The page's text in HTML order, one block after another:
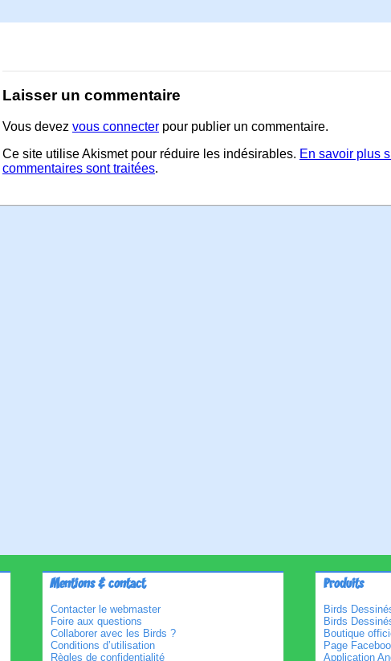
Laisser un commentaire
Vous devez vous connecter pour publier un commentaire.
Ce site utilise Akismet pour réduire les indésirables. En savoir plus
commentaires sont traitées.
Mentions & contact
Contacter le webmaster
Foire aux questions
Collaborer avec les Birds ?
Conditions d’utilisation
Règles de confidentialité
Produits
Birds
Birds
Boutique
Page
Application